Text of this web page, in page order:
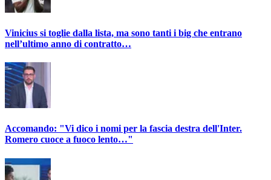
Vinicius si toglie dalla lista, ma sono tanti i big che entrano
nell’ultimo anno di contratto…
Accomando: "Vi dico i nomi per la fascia destra dell'Inter.
Romero cuoce a fuoco lento…"